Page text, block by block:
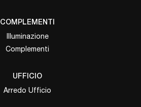
COMPLEMENTI
Illuminazione
Complementi
UFFICIO
Arredo Ufficio